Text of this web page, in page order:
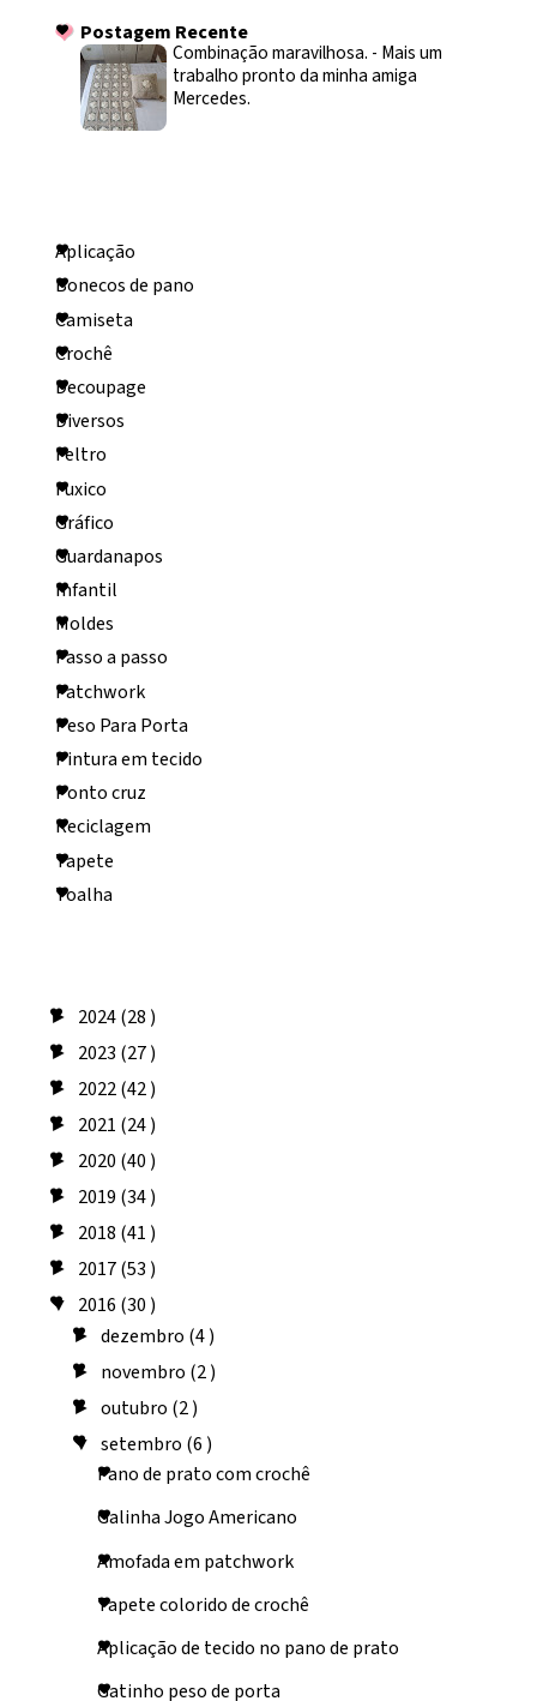
Postagem Recente
Combinação maravilhosa. - Mais um
trabalho pronto da minha amiga
Mercedes.
Aplicação
Bonecos de pano
Camiseta
Crochê
Decoupage
Diversos
Feltro
Fuxico
Gráfico
Guardanapos
Infantil
Moldes
Passo a passo
Patchwork
Peso Para Porta
Pintura em tecido
Ponto cruz
Reciclagem
Tapete
Toalha
► 2024(28 )
► 2023 (27 )
► 2022(42 )
► 2021 (24 )
► 2020 (40 )
► 2019 (34 )
► 2018 (41 )
► 2017(53 )
▼ 2016 (30 )
►dezembro (4 )
► novembro (2 )
►outubro (2 )
▼setembro (6 )
Pano de prato com crochê
Galinha Jogo Americano
Amofada em patchwork
Tapete colorido de crochê
Aplicação de tecido no pano de prato
Gatinho peso de porta